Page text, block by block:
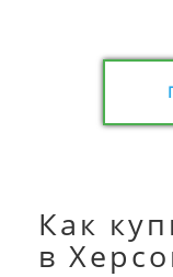
Как
в